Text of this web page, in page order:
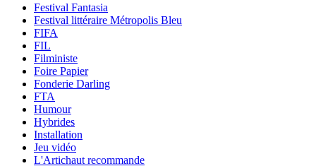
Festival Fantasia
Festival littéraire Métropolis Bleu
FIFA
FIL
Filministe
Foire Papier
Fonderie Darling
FTA
Humour
Hybrides
Installation
Jeu vidéo
L'Artichaut recommande